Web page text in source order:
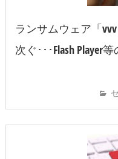
ランサムウェア「
次ぐ･･･Flash Player